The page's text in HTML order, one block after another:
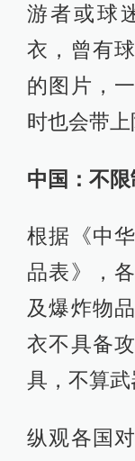
游者或球
衣，曾有
的图片，
时也会带上
中国：不限
根据《中
品表》，
及爆炸物
衣不具备
具，不算武
纵观各国